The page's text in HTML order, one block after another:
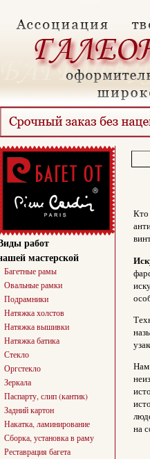
работ
мастерской
Багетные рамы
Овальные рамки
Подрамники
Натяжка холстов
Натяжка вышивки
Натяжка батика
Стекло
Оргстекло
Зеркала
Паспарту, слип (кантик)
Задний картон
Накатка, ламинирование
Сборка, установка в раму
Реставрация багета
Нам
на